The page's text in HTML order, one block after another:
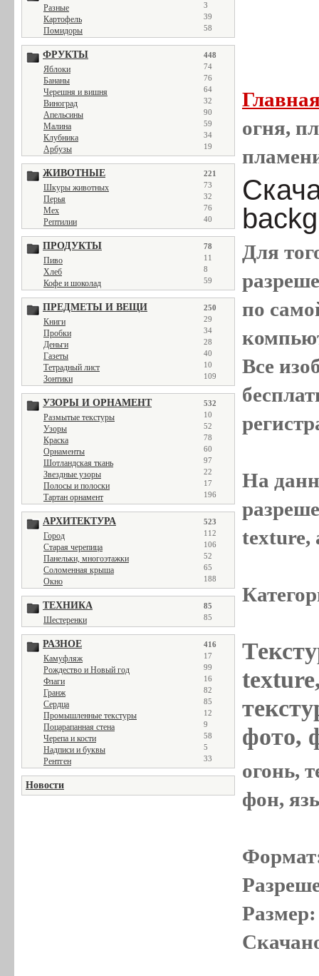
Разные 3
Картофель 39
Помидоры 58
ФРУКТЫ 448
Яблоки 74
Бананы 76
Черешня и вишня 64
Виноград 32
Апельсины 90
Малина 59
Клубника 34
Арбузы 19
ЖИВОТНЫЕ 221
Шкуры животных 73
Перья 32
Мех 76
Рептилии 40
ПРОДУКТЫ 78
Пиво 11
Хлеб 8
Кофе и шоколад 59
ПРЕДМЕТЫ И ВЕЩИ 250
Книги 29
Пробки 34
Деньги 28
Газеты 40
Тетрадный лист 10
Зонтики 109
УЗОРЫ И ОРНАМЕНТ 532
Размытые текстуры 10
Узоры 52
Краска 78
Орнаменты 60
Шотландская ткань 97
Звездные узоры 22
Полосы и полоски 17
Тартан орнамент 196
АРХИТЕКТУРА 523
Город 112
Старая черепица 106
Панельки, многоэтажки 52
Соломенная крыша 65
Окно 188
ТЕХНИКА 85
Шестеренки 85
РАЗНОЕ 416
Камуфляж 17
Рождество и Новый год 99
Флаги 16
Гранж 82
Сердца 85
Промышленные текстуры 12
Поцарапанная стена 9
Черепа и кости 58
Надписи и буквы 5
Рентген 33
Новости
огня,
Для
по
Все
На
texture,
фото,
огонь,
фон,